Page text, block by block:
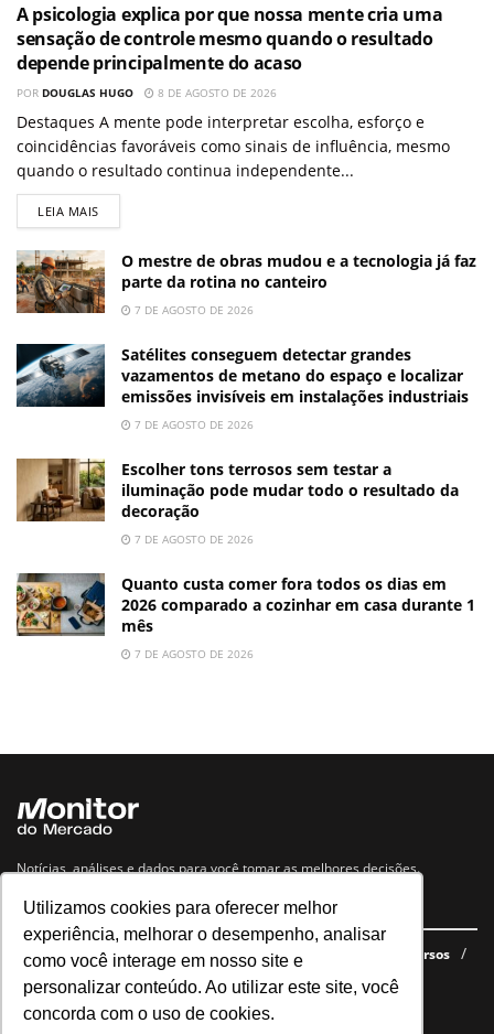
Utilizamos cookies para oferecer melhor
experiência, melhorar o desempenho, analisar
como você interage em nosso site e
personalizar conteúdo. Ao utilizar este site, você
concorda com o uso de cookies.
A psicologia explica por que nossa mente cria uma
sensação de controle mesmo quando o resultado
depende principalmente do acaso
POR DOUGLAS HUGO 8 DE AGOSTO DE 2026
Destaques A mente pode interpretar escolha, esforço e
coincidências favoráveis como sinais de influência, mesmo
quando o resultado continua independente...
LEIA MAIS
O mestre de obras mudou e a tecnologia já faz
parte da rotina no canteiro
7 DE AGOSTO DE 2026
Satélites conseguem detectar grandes
vazamentos de metano do espaço e localizar
emissões invisíveis em instalações industriais
7 DE AGOSTO DE 2026
Escolher tons terrosos sem testar a
iluminação pode mudar todo o resultado da
decoração
7 DE AGOSTO DE 2026
Quanto custa comer fora todos os dias em
2026 comparado a cozinhar em casa durante 1
mês
7 DE AGOSTO DE 2026
Notícias, análises e dados para você tomar as melhores decisões.
Navegue no site
Últimas notícias Quem somos E-books gratuitos
Cursos
Política de privacidade